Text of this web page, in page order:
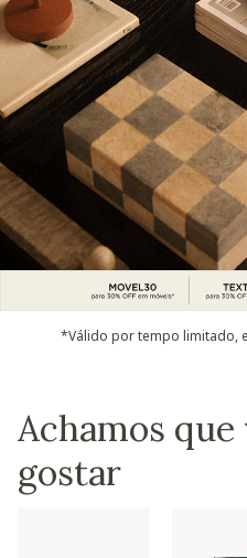
*Válido por tempo limitado,
Achamos que
gostar